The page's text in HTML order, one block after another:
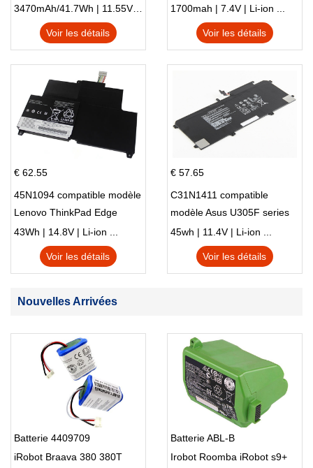
3470mAh/41.7Wh | 11.55V | Li-ion ...
Voir les détails
IC-F61 IC-M87
1700mah | 7.4V | Li-ion ...
Voir les détails
€ 62.55
45N1094 compatible modèle
Lenovo ThinkPad Edge
S230u Twist
43Wh | 14.8V | Li-ion ...
Voir les détails
€ 57.65
C31N1411 compatible
modèle Asus U305F series
45wh | 11.4V | Li-ion ...
Voir les détails
Nouvelles Arrivées
Batterie 4409709
iRobot Braava 380 380T
Batterie ABL-B
Irobot Roomba iRobot s9+